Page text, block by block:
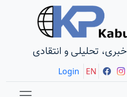
خبری، تحلیلی و انتقادی
Login EN